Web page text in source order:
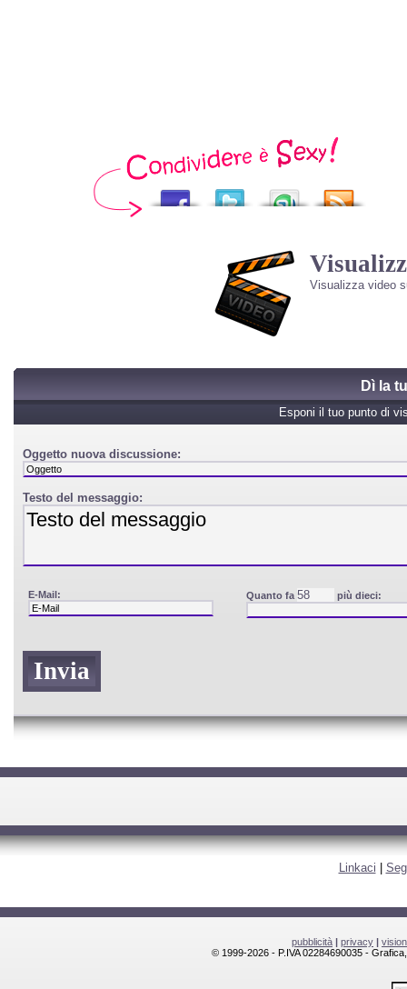
Visualizza video
Dì la
Esponi il tuo punto di
Oggetto nuova discussione:
Testo del messaggio:
E-Mail: Quanto fa più dieci:
Linkaci
pubblicità | privacy |
© 1999-2026 - P.IVA 02284690035 -